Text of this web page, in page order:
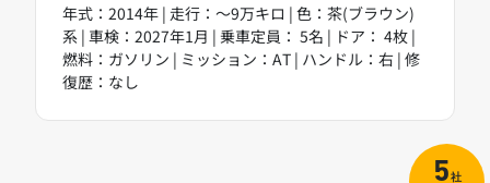
年式：2014年 | 走行：～9万キロ | 色：茶(ブラウン)
系 | 車検：2027年1月 | 乗車定員： 5名 | ドア： 4枚 |
燃料：ガソリン | ミッション：AT | ハンドル：右 | 修
復歴：なし
5社